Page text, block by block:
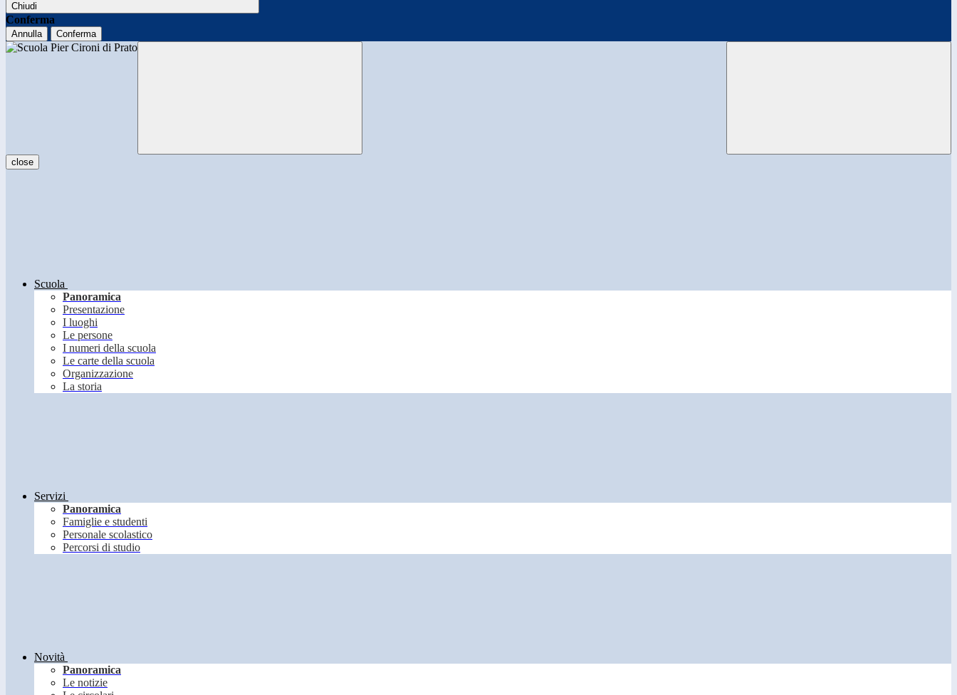
Chiudi
Conferma
Annulla Conferma
close
Scuola
Panoramica
Presentazione
I luoghi
Le persone
I numeri della scuola
Le carte della scuola
Organizzazione
La storia
Servizi
Panoramica
Famiglie e studenti
Personale scolastico
Percorsi di studio
Novità
Panoramica
Le notizie